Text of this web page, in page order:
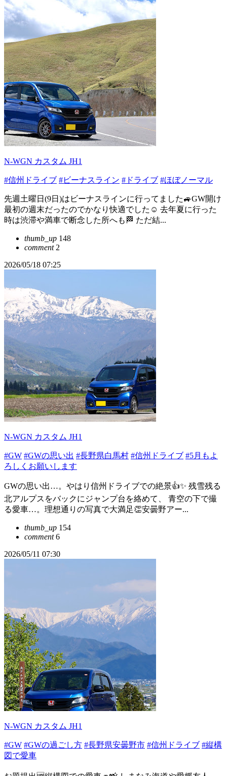
N-WGN カスタム JH1
#信州ドライブ #ビーナスライン #ドライブ #ほぼノーマル
先週土曜日(9日)はビーナスラインに行ってました🚙GW開け
最初の週末だったのでかなり快適でした☺️ 去年夏に行った
時は渋滞や満車で断念した所へも🏁 ただ結...
thumb_up 148
comment2
2026/05/18 07:25
N-WGN カスタム JH1
#GW #GWの思い出 #長野県白馬村 #信州ドライブ #5月もよ
ろしくお願いします
GWの思い出…。やはり信州ドライブでの絶景👍✨ 残雪残る
北アルプスをバックにジャンプ台を絡めて、 青空の下で撮
る愛車…。理想通りの写真で大満足👏安曇野アー...
thumb_up 154
comment6
2026/05/11 07:30
N-WGN カスタム JH1
#GW #GWの過ごし方 #長野県安曇野市 #信州ドライブ #縦構
図で愛車